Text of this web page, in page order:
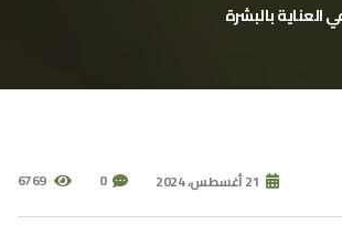
بالبشرة
21 أغسطس، 2024 0
6769